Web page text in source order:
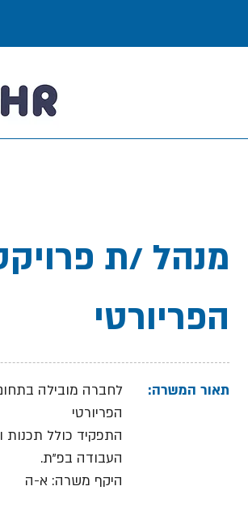
מנהל /ת
הפריורטי
לחברה מובילה
הפריורטי
התפקיד כולל
העבודה בפ"ת.
היקף משרה: א-ה
תאור המשרה: